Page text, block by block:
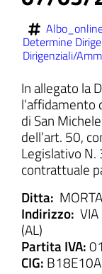
del sito
Determine
Dirigenziali/
In allegato la
l’affidamento
di San
dell’art. 50,
Legislativo
contrattuale
Ditta:
Indirizzo:
(AL)
Partita IVA:
CIG: